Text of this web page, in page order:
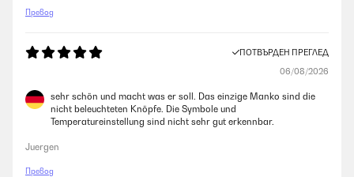
Превод
ПОТВЪРДЕН ПРЕГЛЕД
06/08/2026
sehr schön und macht was er soll. Das einzige Manko sind die
nicht beleuchteten Knöpfe. Die Symbole und
Temperatureinstellung sind nicht sehr gut erkennbar.
Juergen
Превод